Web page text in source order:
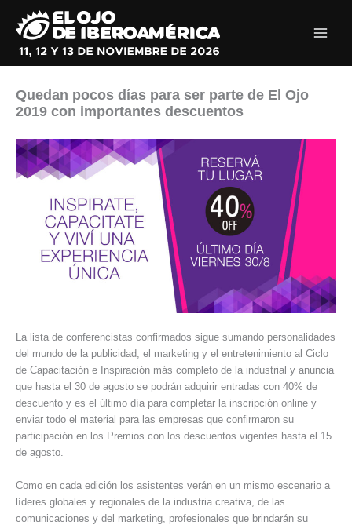
contenido
Quedan pocos días para ser parte de El Ojo
2019 con importantes descuentos
La lista de conferencistas confirmados sigue sumando personalidades
del mundo de la publicidad, el marketing y el entretenimiento al Ciclo
de Capacitación e Inspiración más completo de la industrial y anuncia
que hasta el 30 de agosto se podrán adquirir entradas con 40% de
descuento y es el último día para completar la inscripción online y
enviar todo el material para las empresas que confirmaron su
participación en los Premios con los descuentos vigentes hasta el 15
de agosto.
Como en cada edición los asistentes verán en un mismo escenario a
líderes globales y regionales de la industria creativa, de las
comunicaciones y del marketing, profesionales que brindarán su